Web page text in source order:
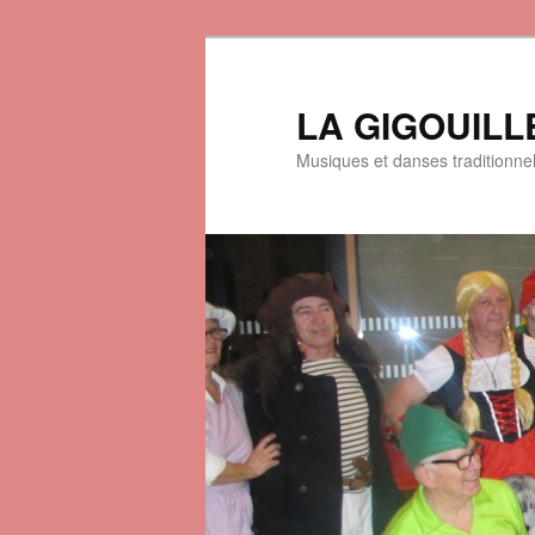
LA
Musiques et danses